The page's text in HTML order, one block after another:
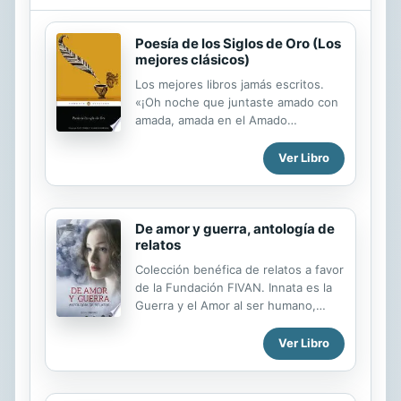
Poesía de los Siglos de Oro (Los
mejores clásicos)
Los mejores libros jamás escritos.
«¡Oh noche que juntaste amado con
amada, amada en el Amado
de los siglos XVI y XVII constituye
una de las cimas indiscutibles de la
Esta antología da cuenta de la
riqueza y la variedad de esta
producción lírica y recoge tanto
piezas concebidas de acuerdo a los
cánones tradicionales como
muestras del nuevo estilo, el
renacentista. Este volumen, una
edición de los catedráticos Felipe
Pedraza y Milagros Rodríguez
Cáceres, ofrece una antología de los
Ver Libro
De amor y guerra, antología de
relatos
Colección benéfica de relatos a favor
de la Fundación FIVAN. Innata es la
Guerra y el Amor al ser humano,
en su propia condición de ser
humano: no existe Bien sin Mal, ni
Muerte sin Vida. Todos los extremos
Ver Libro